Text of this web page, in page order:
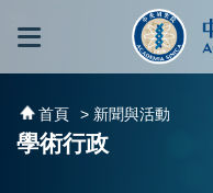
跳到主要內容區塊
首頁 > 新聞與活動
學術行政